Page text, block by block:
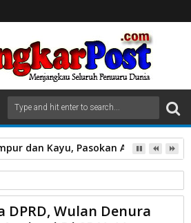
dan Kayu, Pasokan Air Bersih di
SDN 44 Payakumbuh
Ketua DPRD
Wulan Denura
DPRD, Wulan Denura